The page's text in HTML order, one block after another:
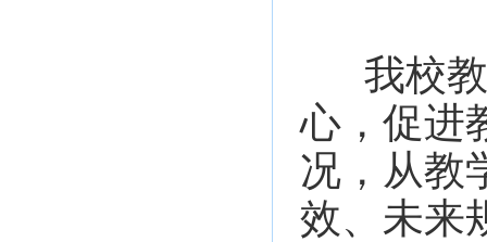
我校
心，促进
况，从教
效、未来